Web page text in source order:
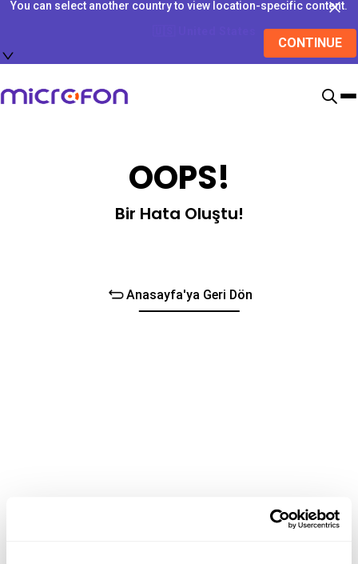
You can select another country to view location-specific content.
CONTINUE
OOPS!
Bir Hata Oluştu!
Anasayfa'ya Geri Dön